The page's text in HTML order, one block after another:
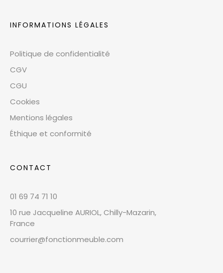
INFORMATIONS LÉGALES
Politique de confidentialité
CGV
CGU
Cookies
Mentions légales
Éthique et conformité
CONTACT
01 69 74 71 10
10 rue Jacqueline AURIOL, Chilly-Mazarin,
France
courrier@fonctionmeuble.com